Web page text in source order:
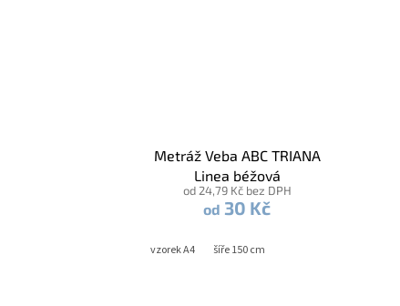
Metráž Veba ABC TRIANA
Linea béžová
od 24,79 Kč bez DPH
od 30 Kč
vzorek A4 šíře 150 cm